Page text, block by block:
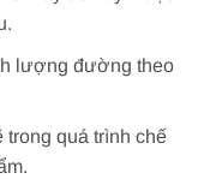
lượng đường theo
quá trình chế